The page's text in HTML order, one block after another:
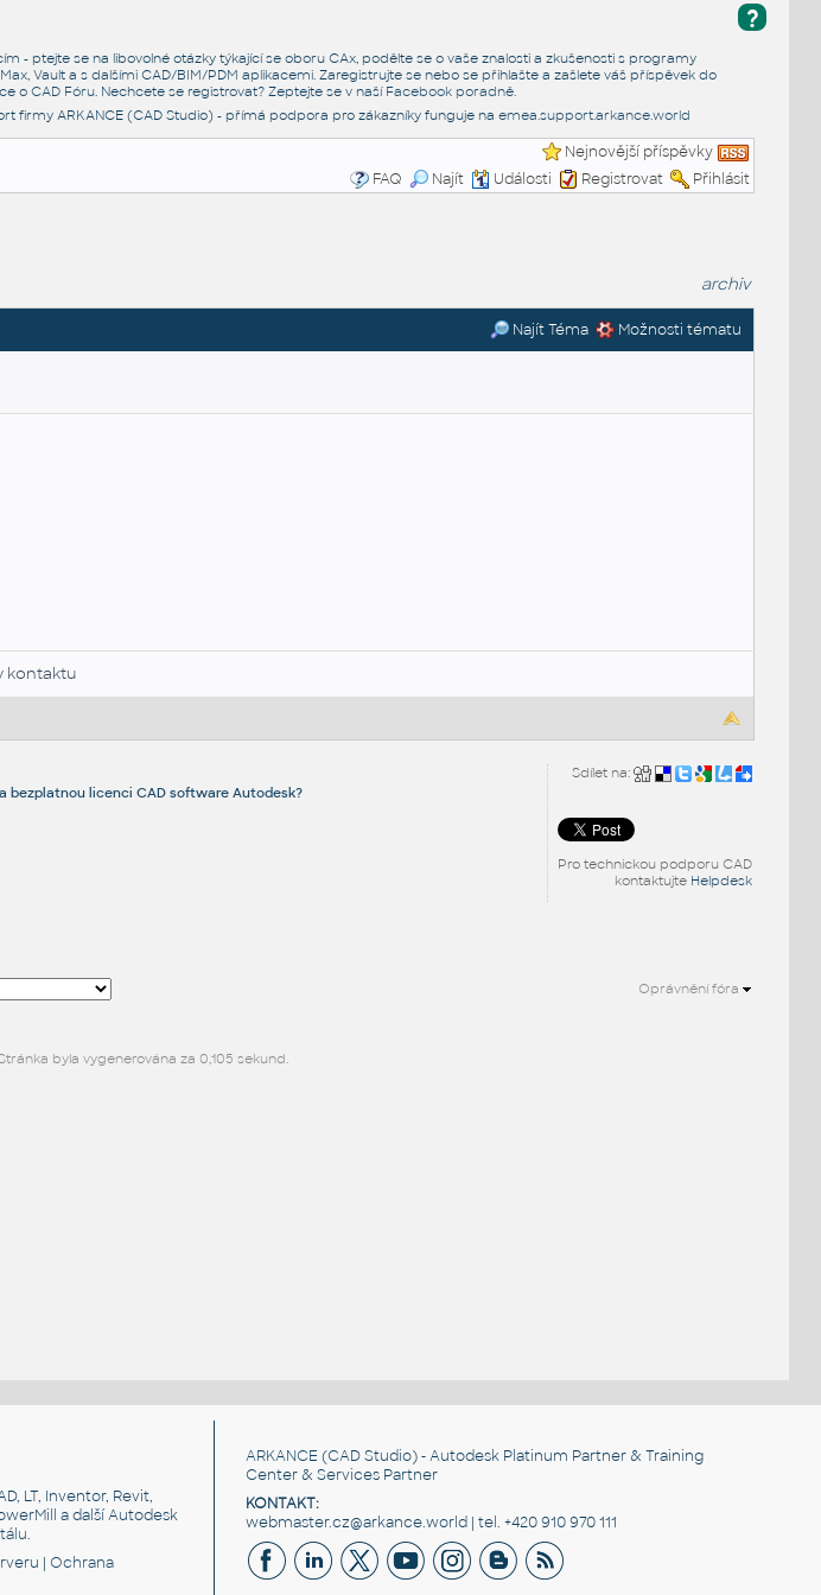
?
- ptejte se na libovolné otázky týkající se oboru CAx, podělte se o vaše znalosti a zkušenosti s programy
Max, Vault a s dalšími CAD/BIM/PDM aplikacemi. Zaregistrujte se nebo se přihlašte a zašlete váš příspěvek do
o CAD Fóru. Nechcete se registrovat? Zeptejte se v naší Facebook poradně.
firmy ARKANCE (CAD Studio) - přímá podpora pro zákazníky funguje na emea.support.arkance.world
Nejnovější příspěvky
FAQ
Najít Události Registrovat Přihlásit
archiv
Najít Téma Možnosti tématu
kontaktu
Sdílet na:
Pro technickou podporu CAD
kontaktujte Helpdesk
bezplatnou licenci CAD software Autodesk?
Oprávnění fóra
byla vygenerována za 0,105 sekund.
LT, Inventor, Revit,
a další Autodesk
.
|Ochrana
ARKANCE (CAD Studio) - Autodesk Platinum Partner & Training
Center & Services Partner
KONTAKT:
webmaster.cz@arkance.world | tel. +420 910 970 111